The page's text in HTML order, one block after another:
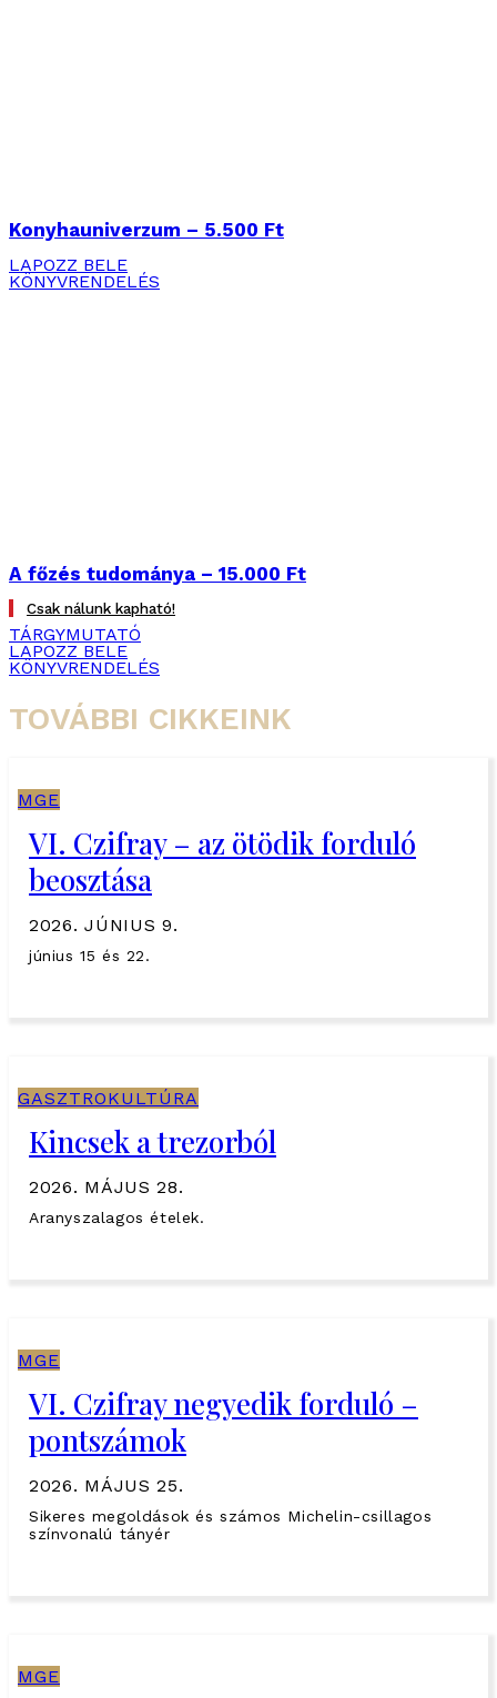
Konyhauniverzum – 5.500 Ft
LAPOZZ BELE
KÖNYVRENDELÉS
A főzés tudománya – 15.000 Ft
Csak nálunk kapható!
TÁRGYMUTATÓ
LAPOZZ BELE
KÖNYVRENDELÉS
TOVÁBBI CIKKEINK
MGE
VI. Czifray – az ötödik forduló
beosztása
2026. JÚNIUS 9.
június 15 és 22.
GASZTROKULTÚRA
Kincsek a trezorból
2026. MÁJUS 28.
Aranyszalagos ételek.
MGE
VI. Czifray negyedik forduló –
pontszámok
2026. MÁJUS 25.
Sikeres megoldások és számos Michelin-csillagos
színvonalú tányér
MGE